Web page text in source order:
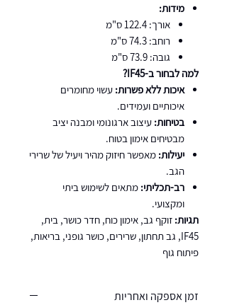
מידות:
אורך: 122.4 ס"מ
רוחב: 74.3 ס"מ
גובה: 73.9 ס"מ
למה לבחור ב-IF45?
איכות ללא פשרות: עשוי מחומרים
איכותיים ועמידים.
בטיחות: עיצוב ארגונומי ומבנה יציב
מבטיחים אימון בטוח.
יעילות: מאפשר חיזוק מהיר ויעיל של שרירי
הגב.
רב-תכליתי: מתאים לשימוש ביתי
ומקצועי.
תגיות: זוקף גב, אימון כוח, חדר כושר, בית,
IF45, גב תחתון, שרירים, כושר גופני, בריאות,
פיתוח גוף
זמן אספקה ואחריות